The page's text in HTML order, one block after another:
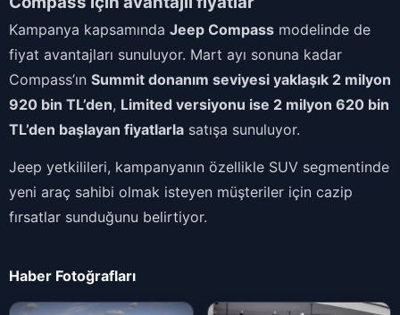
Kampanya kapsamında Jeep Compass modelinde de
fiyat avantajları sunuluyor. Mart ayı sonuna kadar
Compass’ın Summit donanım seviyesi yaklaşık 2 milyon
920 bin TL’den, Limited versiyonu ise 2 milyon 620 bin
TL’den başlayan fiyatlarla satışa sunuluyor.
Jeep yetkilileri, kampanyanın özellikle SUV segmentinde
yeni araç sahibi olmak isteyen müşteriler için cazip
fırsatlar sunduğunu belirtiyor.
Haber Fotoğrafları